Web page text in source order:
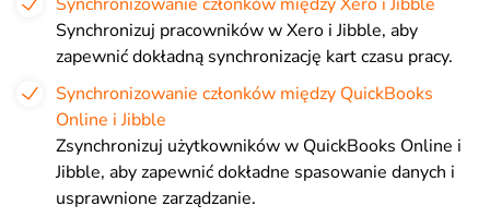
Synchronizuj pracowników w Xero i Jibble, aby
zapewnić dokładną synchronizację kart czasu pracy.
Synchronizowanie członków między QuickBooks
Online i Jibble
Zsynchronizuj użytkowników w QuickBooks Online i
Jibble, aby zapewnić dokładne spasowanie danych i
usprawnione zarządzanie.